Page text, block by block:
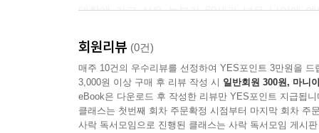
대학에 가고 싶은 농부가 60세가 넘은 나이에
주된 내용으로 삼았으며 미국 대학생들의 민낯을
길지 않은 분량의 단편들이지만 여러 사회계층이
21세기의 모습도 1백 년 전과 크게 다르지 않아 잔
회원리뷰 (0건)
매주 10건의 우수리뷰를 선정하여 YES포인트 3만원을 드
3,000원 이상 구매 후 리뷰 작성 시 일반회원 300원, 마니
eBook은 다운로드 후 작성한 리뷰만 YES포인트 지급됩니
클래스는 첫번째 회차 주문확정 시점부터 마지막 회차 주
사락 독서모임으로 진행된 클래스는 사락 독서모임 게시